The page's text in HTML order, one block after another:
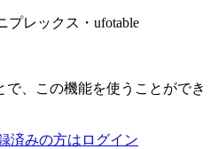
レックス・ufotable
、この機能を使うことができ
済みの方はログイン